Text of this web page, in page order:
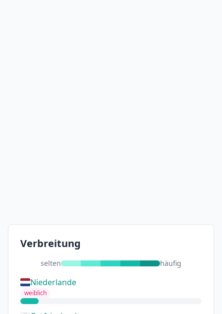
Verbreitung
selten häufig
Niederlande
weiblich